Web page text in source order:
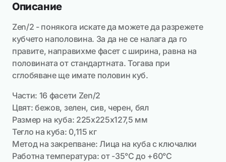
Описание
Zen/2 - понякога искате да можете да разрежете
кубчето наполовина. За да не се налага да го
правите, направихме фасет с ширина, равна на
половината от стандартната. Тогава при
сглобяване ще имате половин куб.
Части: 16 фасети Zen/2
Цвят: бежов, зелен, сив, черен, бял
Размер на куба: 225х225х127,5 мм
Тегло на куба: 0,115 кг
Метод на закрепване: Лица на куба с ключалки
Работна температура: от -35°C до +60°C